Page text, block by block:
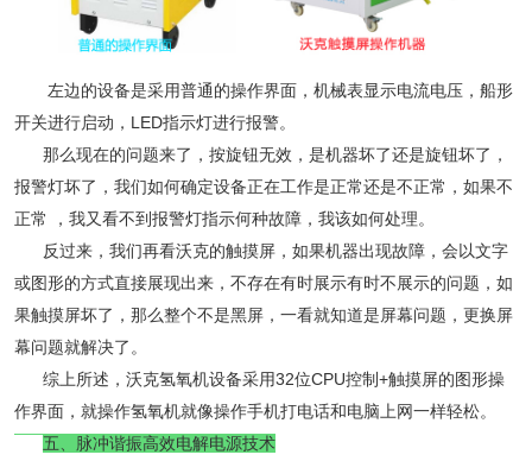
左边的设备是采用普通的操作界面，机械表显示电流电压，船形
开关进行启动，LED指示灯进行报警。
那么现在的问题来了，按旋钮无效，是机器坏了还是旋钮坏了，
报警灯坏了，我们如何确定设备正在工作是正常还是不正常，如果不
正常 ，我又看不到报警灯指示何种故障，我该如何处理。
反过来，我们再看沃克的触摸屏，如果机器出现故障，会以文字
或图形的方式直接展现出来，不存在有时展示有时不展示的问题，如
果触摸屏坏了，那么整个不是黑屏，一看就知道是屏幕问题，更换屏
幕问题就解决了。
综上所述，沃克氢氧机设备采用32位CPU控制+触摸屏的图形操
作界面，就操作氢氧机就像操作手机打电话和电脑上网一样轻松。
五、脉冲谐振高效电解电源技术